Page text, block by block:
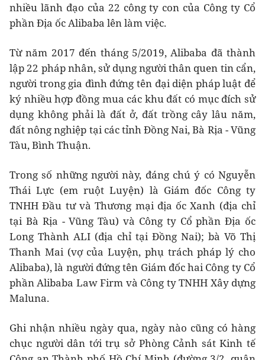
nhiều lãnh đạo của 22 công ty con của Công ty Cổ
phần Địa ốc Alibaba lên làm việc.
Từ năm 2017 đến tháng 5/2019, Alibaba đã thành
lập 22 pháp nhân, sử dụng người thân quen tin cẩn,
người trong gia đình đứng tên đại diện pháp luật để
ký nhiều hợp đồng mua các khu đất có mục đích sử
dụng không phải là đất ở, đất trồng cây lâu năm,
đất nông nghiệp tại các tỉnh Đồng Nai, Bà Rịa - Vũng
Tàu, Bình Thuận.
Trong số những người này, đáng chú ý có Nguyễn
Thái Lực (em ruột Luyện) là Giám đốc Công ty
TNHH Đầu tư và Thương mại địa ốc Xanh (địa chỉ
tại Bà Rịa - Vũng Tàu) và Công ty Cổ phần Địa ốc
Long Thành ALI (địa chỉ tại Đồng Nai); bà Võ Thị
Thanh Mai (vợ của Luyện, phụ trách pháp lý cho
Alibaba), là người đứng tên Giám đốc hai Công ty Cổ
phần Alibaba Law Firm và Công ty TNHH Xây dựng
Maluna.
Ghi nhận nhiều ngày qua, ngày nào cũng có hàng
chục người dân tới trụ sở Phòng Cảnh sát Kinh tế